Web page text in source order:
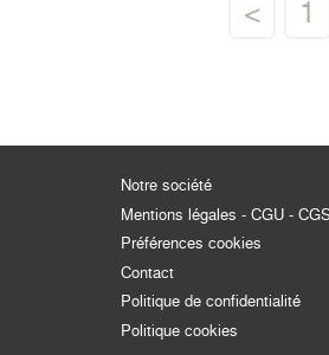
< 1
Notre société
Mentions légales - CGU - CGS
Préférences cookies
Contact
Politique de confidentialité
Politique cookies